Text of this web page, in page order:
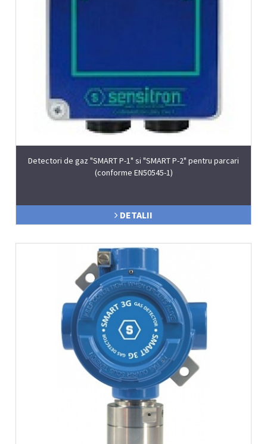
Detectori de gaz "SMART P-1" si "SMART P-2" pentru parcari
(conforme EN50545-1)
DETALII